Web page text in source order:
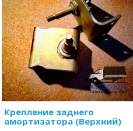
Крепление заднего
амортизатора (Верхний)